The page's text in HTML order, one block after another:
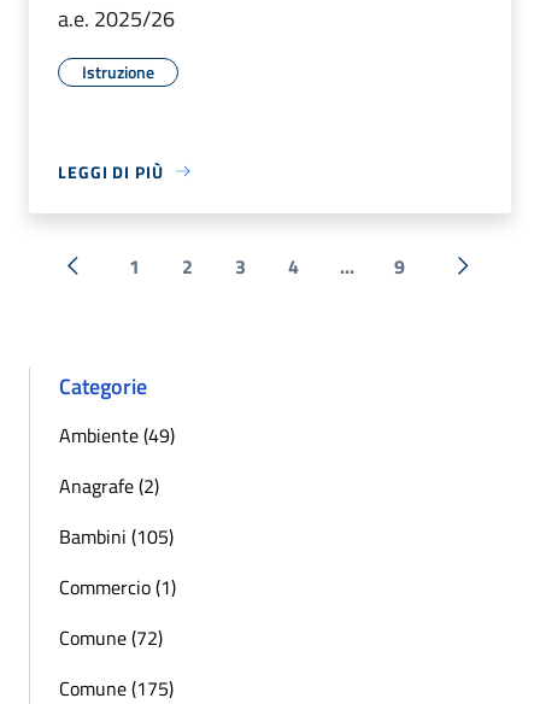
a.e. 2025/26
Istruzione
LEGGI DI PIÙ
« Precedente
1 2 3 4 ... 9
Categorie
Ambiente (49)
Anagrafe (2)
Bambini (105)
Commercio (1)
Comune (72)
Comune (175)